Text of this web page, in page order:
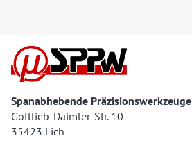
Spanabhebende
Gottlieb-Daimler-Str. 10
35423 Lich